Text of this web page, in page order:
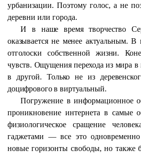
урбанизации. Поэтому голос, а не
деревни или города.
И в наше время творчество
оказывается не менее актуальным.
отголоски собственной жизни.
чувств. Ощущения перехода из мира в
в другой. Только не из
доцифровогов виртуальный.
Погружение в информационное
проникновение интернета в самые
физиологическое сращение
гаджетами — все это одновременно
новые горизонты свободы, но также